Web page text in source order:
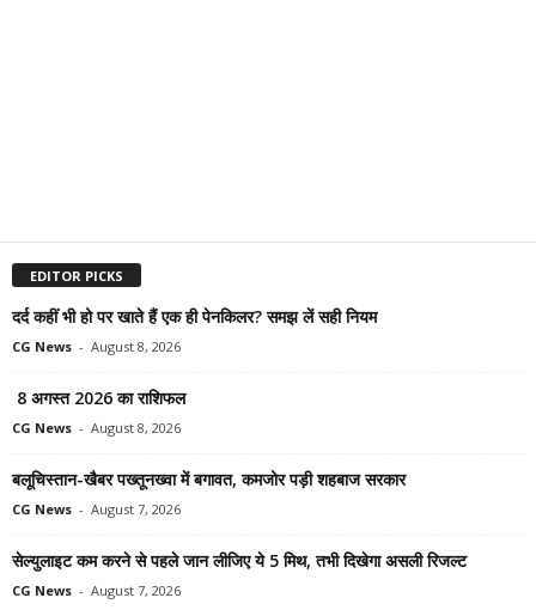
EDITOR PICKS
दर्द कहीं भी हो पर खाते हैं एक ही पेनकिलर? समझ लें सही नियम
CG News - August 8, 2026
8 अगस्त 2026 का राशिफल
CG News - August 8, 2026
बलूचिस्तान-खैबर पख्तूनख्वा में बगावत, कमजोर पड़ी शहबाज सरकार
CG News - August 7, 2026
सेल्युलाइट कम करने से पहले जान लीजिए ये 5 मिथ, तभी दिखेगा असली रिजल्ट
CG News - August 7, 2026